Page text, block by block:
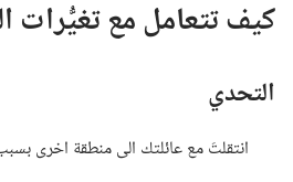
كيف تتعامل مع تغيُّرات
التحدي
انتقلتَ مع عائلتك الى منطقة اخرى